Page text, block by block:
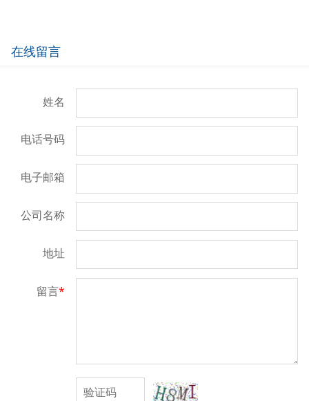
在线留言
姓名
电话号码
电子邮箱
公司名称
地址
留言*